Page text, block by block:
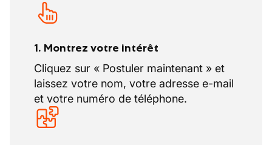
1. Montrez votre intérêt
Cliquez sur « Postuler maintenant » et
laissez votre nom, votre adresse e-mail
et votre numéro de téléphone.